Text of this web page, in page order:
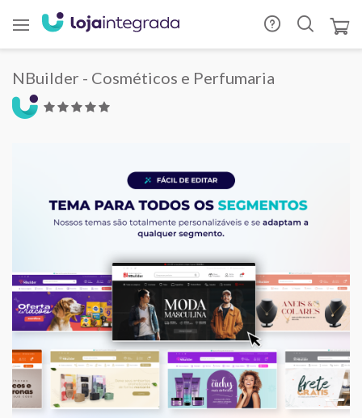
NBuilder - Cosméticos e Perfumaria